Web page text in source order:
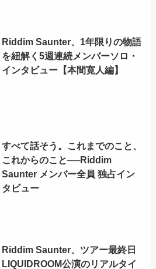
Riddim Saunter、1年限りの物語
を紐解く5週連続メンバーソロ・
インタビュー【本間寛人編】
すべて話そう。これまでのこと、
これからのこと──Riddim
Saunter メンバー全員 独占イン
タビュー
Riddim Saunter、ツアー最終日
LIQUIDROOM公演のリアルタイ